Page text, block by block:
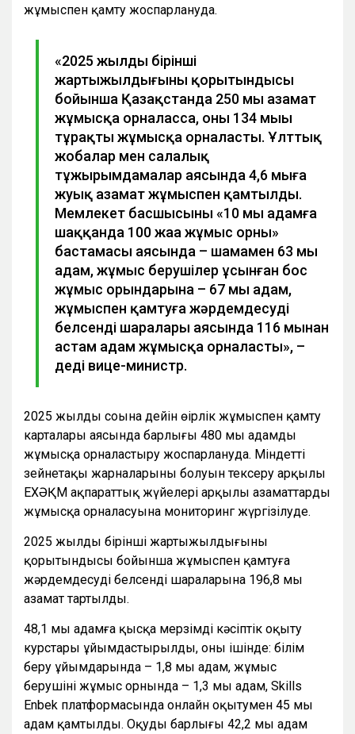
жұмыспен қамту жоспарлануда.
«2025 жылдың бірінші
жартыжылдығының қорытындысы
бойынша Қазақстанда 250 мың азамат
жұмысқа орналасса, оның 134 мыңы
тұрақты жұмысқа орналасты. Ұлттық
жобалар мен салалық
тұжырымдамалар аясында 4,6 мыңға
жуық азамат жұмыспен қамтылды.
Мемлекет басшысының «10 мың адамға
шаққанда 100 жаңа жұмыс орны»
бастамасы аясында – шамамен 63 мың
адам, жұмыс берушілер ұсынған бос
жұмыс орындарына – 67 мың адам,
жұмыспен қамтуға жәрдемдесудің
белсенді шаралары аясында 116 мыңнан
астам адам жұмысқа орналасты», –
деді вице-министр.
2025 жылдың соңына дейін өңірлік жұмыспен қамту
карталары аясында барлығы 480 мың адамды
жұмысқа орналастыру жоспарлануда. Міндетті
зейнетақы жарналарының болуын тексеру арқылы
ЕХӘҚМ ақпараттық жүйелері арқылы азаматтардың
жұмысқа орналасуына мониторинг жүргізілуде.
2025 жылдың бірінші жартыжылдығының
қорытындысы бойынша жұмыспен қамтуға
жәрдемдесудің белсенді шараларына 196,8 мың
азамат тартылды.
48,1 мың адамға қысқа мерзімді кәсіптік оқыту
курстары ұйымдастырылды, оның ішінде: білім
беру ұйымдарында – 1,8 мың адам, жұмыс
берушінің жұмыс орнында – 1,3 мың адам, Skills
Enbek платформасында онлайн оқытумен 45 мың
адам қамтылды. Оқуды барлығы 42,2 мың адам